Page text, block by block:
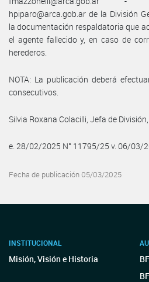
hpiparo@arca.gob.ar de la División
la documentación respaldatoria que
el agente fallecido y, en caso de
herederos.
NOTA: La publicación deberá
consecutivos.
Silvia Roxana Colacilli, Jefa de
e. 28/02/2025 N° 11795/25 v. 06/03/
Fecha de publicación 05/03/2025
INSTITUCIONAL
Misión, Visión e Historia